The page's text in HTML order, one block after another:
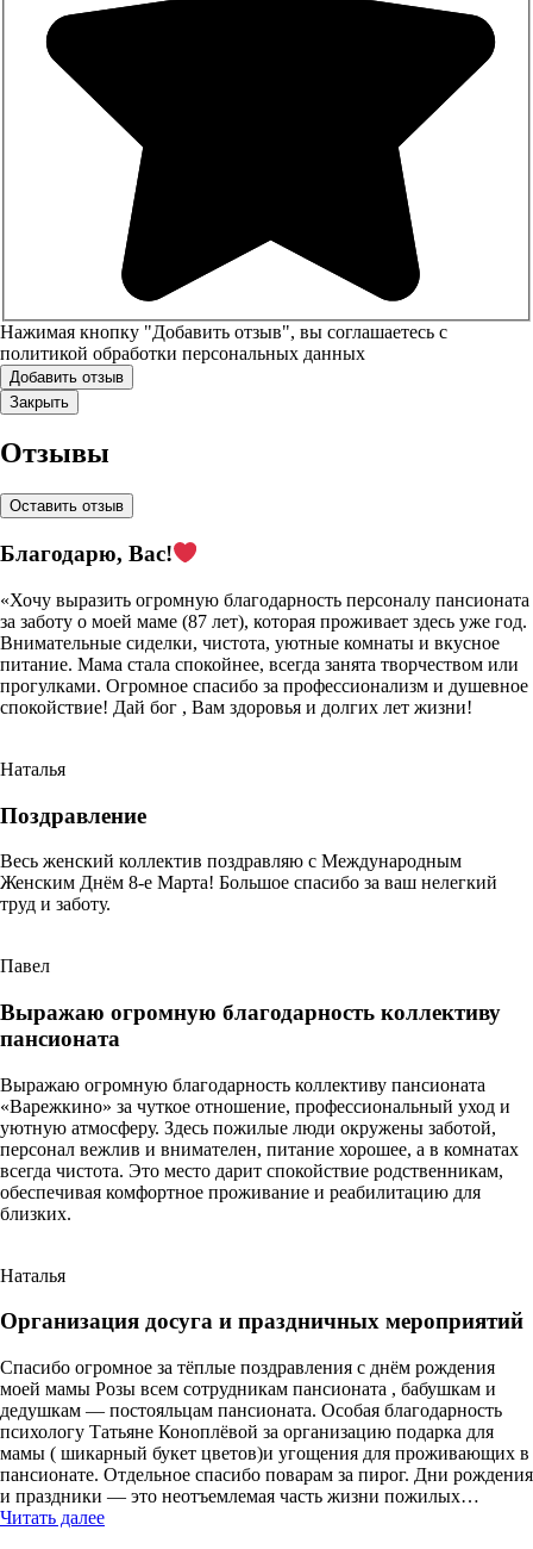
Нажимая кнопку "Добавить отзыв", вы соглашаетесь с
политикой обработки персональных данных
Закрыть
Отзывы
Оставить отзыв
Благодарю, Вас!
«Хочу выразить огромную благодарность персоналу пансионата
за заботу о моей маме (87 лет), которая проживает здесь уже год.
Внимательные сиделки, чистота, уютные комнаты и вкусное
питание. Мама стала спокойнее, всегда занята творчеством или
прогулками. Огромное спасибо за профессионализм и душевное
спокойствие! Дай бог , Вам здоровья и долгих лет жизни!
Наталья
Поздравление
Весь женский коллектив поздравляю с Международным
Женским Днём 8-е Марта! Большое спасибо за ваш нелегкий
труд и заботу.
Павел
Выражаю огромную благодарность коллективу
пансионата
Выражаю огромную благодарность коллективу пансионата
«Варежкино» за чуткое отношение, профессиональный уход и
уютную атмосферу. Здесь пожилые люди окружены заботой,
персонал вежлив и внимателен, питание хорошее, а в комнатах
всегда чистота. Это место дарит спокойствие родственникам,
обеспечивая комфортное проживание и реабилитацию для
близких.
Наталья
Организация досуга и праздничных мероприятий
Спасибо огромное за тёплые поздравления с днём рождения
моей мамы Розы всем сотрудникам пансионата , бабушкам и
дедушкам — постояльцам пансионата. Особая благодарность
психологу Татьяне Коноплёвой за организацию подарка для
мамы ( шикарный букет цветов)и угощения для проживающих в
пансионате. Отдельное спасибо поварам за пирог. Дни рождения
и праздники — это неотъемлемая часть жизни пожилых…
Читать далее«Организация